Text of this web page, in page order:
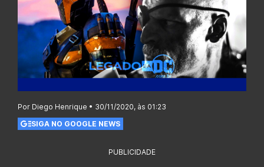
Por Diego Henrique • 30/11/2020, às 01:23
SIGA NO GOOGLE NEWS
PUBLICIDADE